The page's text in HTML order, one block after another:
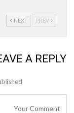
NEXT
A REPLY